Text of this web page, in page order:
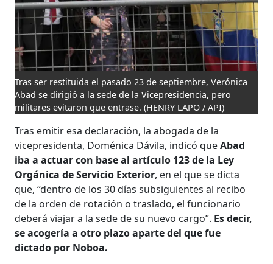
Tras ser restituida el pasado 23 de septiembre, Verónica
Abad se dirigió a la sede de la Vicepresidencia, pero
militares evitaron que entrase.(HENRY LAPO / API)
Tras emitir esa declaración, la abogada de la
vicepresidenta, Doménica Dávila, indicó queAbad
iba a actuar con base al artículo 123 de la Ley
Orgánica de Servicio Exterior, en el que se dicta
que, “dentro de los 30 días subsiguientes al recibo
de la orden de rotación o traslado, el funcionario
deberá viajar a la sede de su nuevo cargo”. Es decir,
se acogería a otro plazo aparte del que fue
dictado por Noboa.